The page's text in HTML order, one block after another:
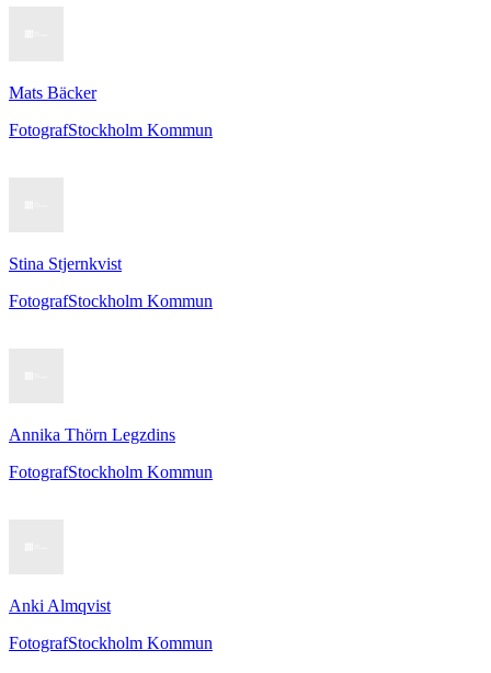
Mats Bäcker
FotografStockholm Kommun
Stina Stjernkvist
FotografStockholm Kommun
Annika Thörn Legzdins
FotografStockholm Kommun
Anki Almqvist
FotografStockholm Kommun